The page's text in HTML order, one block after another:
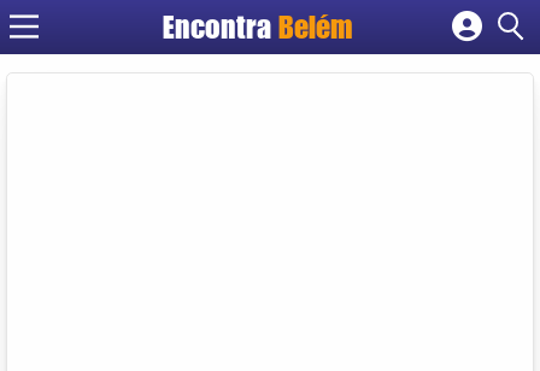
EncontraBelém
Cadastrar empresa